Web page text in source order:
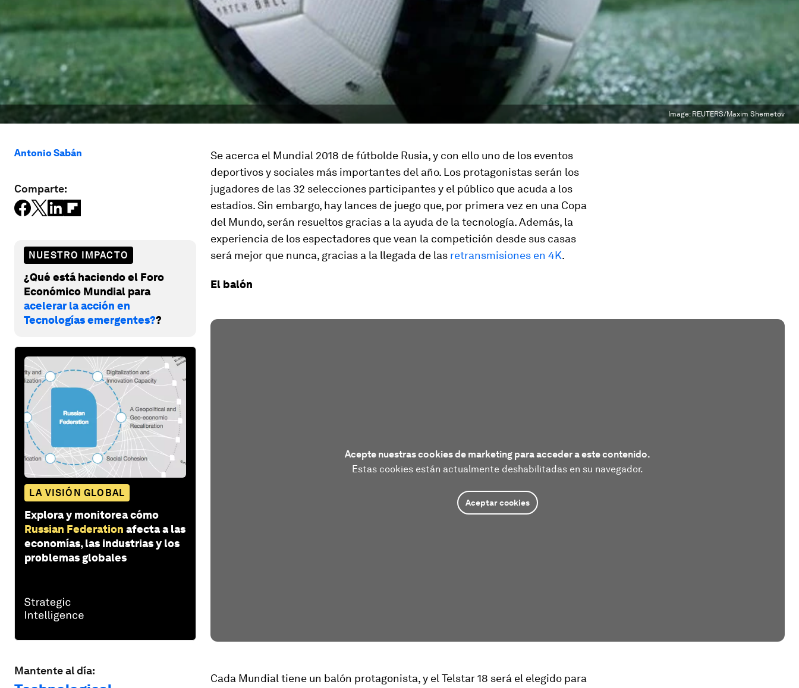
Image: REUTERS/Maxim Shemetov
Antonio Sabán
Comparte:
NUESTRO IMPACTO
¿Qué está haciendo el Foro
Económico Mundial para
acelerar la acción en
Tecnologías emergentes??
LA VISIÓN GLOBAL
Explora y monitorea cómo
Russian Federation afecta a las
economías, las industrias y los
problemas globales
Mantente al día:
Se acerca el Mundial 2018 de fútbolde Rusia, y con ello uno de los eventos
deportivos y sociales más importantes del año. Los protagonistas serán los
jugadores de las 32 selecciones participantes y el público que acuda a los
estadios. Sin embargo, hay lances de juego que, por primera vez en una Copa
del Mundo, serán resueltos gracias a la ayuda de la tecnología. Además, la
experiencia de los espectadores que vean la competición desde sus casas
será mejor que nunca, gracias a la llegada de las retransmisiones en 4K.
El balón
Acepte nuestras cookies de marketing para acceder a este contenido.
Estas cookies están actualmente deshabilitadas en su navegador.
Aceptar cookies
Cada Mundial tiene un balón protagonista, y el Telstar 18 será el elegido para